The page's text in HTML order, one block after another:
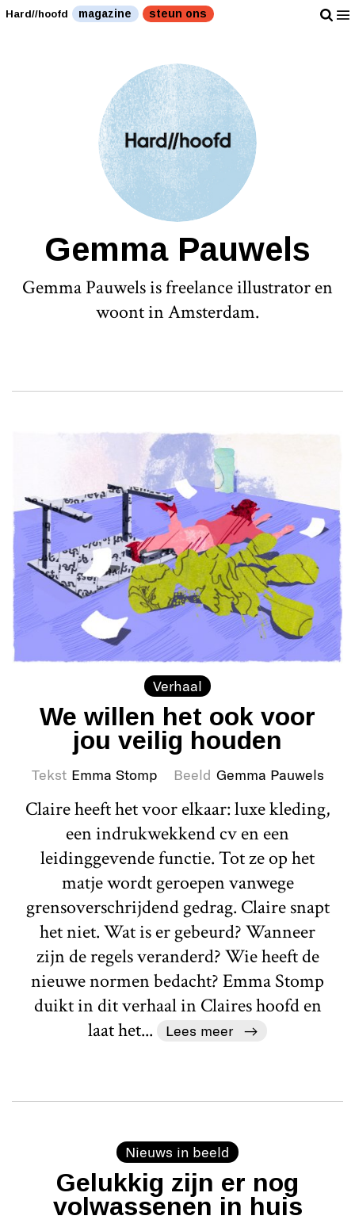
Hard//hoofd magazine steun ons
Gemma Pauwels
Gemma Pauwels is freelance illustrator en
woont in Amsterdam.
Verhaal
We willen het ook voor
jou veilig houden
Tekst Emma Stomp Beeld Gemma Pauwels
Claire heeft het voor elkaar: luxe kleding,
een indrukwekkend cv en een
leidinggevende functie. Tot ze op het
matje wordt geroepen vanwege
grensoverschrijdend gedrag. Claire snapt
het niet. Wat is er gebeurd? Wanneer
zijn de regels veranderd? Wie heeft de
nieuwe normen bedacht? Emma Stomp
duikt in dit verhaal in Claires hoofd en
laat het...
Lees meer
Nieuws in beeld
Gelukkig zijn er nog
volwassenen in huis